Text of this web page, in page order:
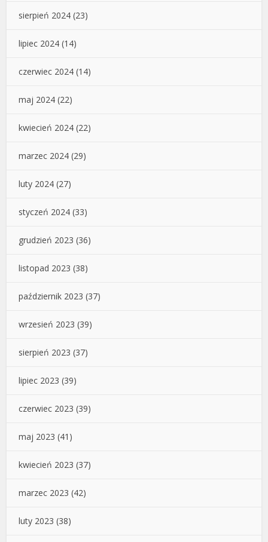
sierpień 2024 (23)
lipiec 2024 (14)
czerwiec 2024 (14)
maj 2024 (22)
kwiecień 2024 (22)
marzec 2024 (29)
luty 2024 (27)
styczeń 2024 (33)
grudzień 2023 (36)
listopad 2023 (38)
październik 2023 (37)
wrzesień 2023 (39)
sierpień 2023 (37)
lipiec 2023 (39)
czerwiec 2023 (39)
maj 2023 (41)
kwiecień 2023 (37)
marzec 2023 (42)
luty 2023 (38)